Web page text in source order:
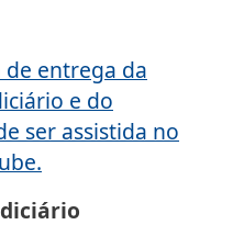
entrega da
e do
ser assistida no